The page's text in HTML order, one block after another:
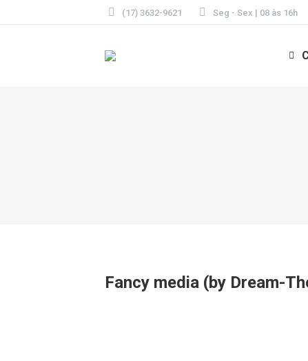
(17) 3632-9621 Seg - Sex | 08 às 16h
Fancy media (by Dream-